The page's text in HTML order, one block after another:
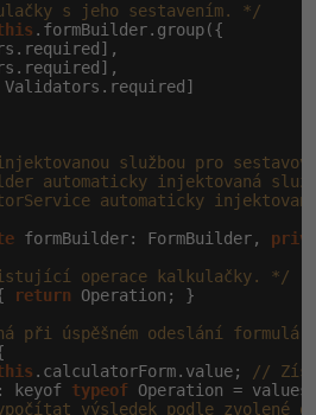
s jeho sestavením. */
.formBuilder.group({
službou pro
automaticky injektovaná
automaticky
formBuilder: FormBuilder,
operace kalkulačky. */
return Operation; }
při úspěšném odeslání
.calculatorForm.value;
//
keyof typeof Operation =
výsledek podle zvolené